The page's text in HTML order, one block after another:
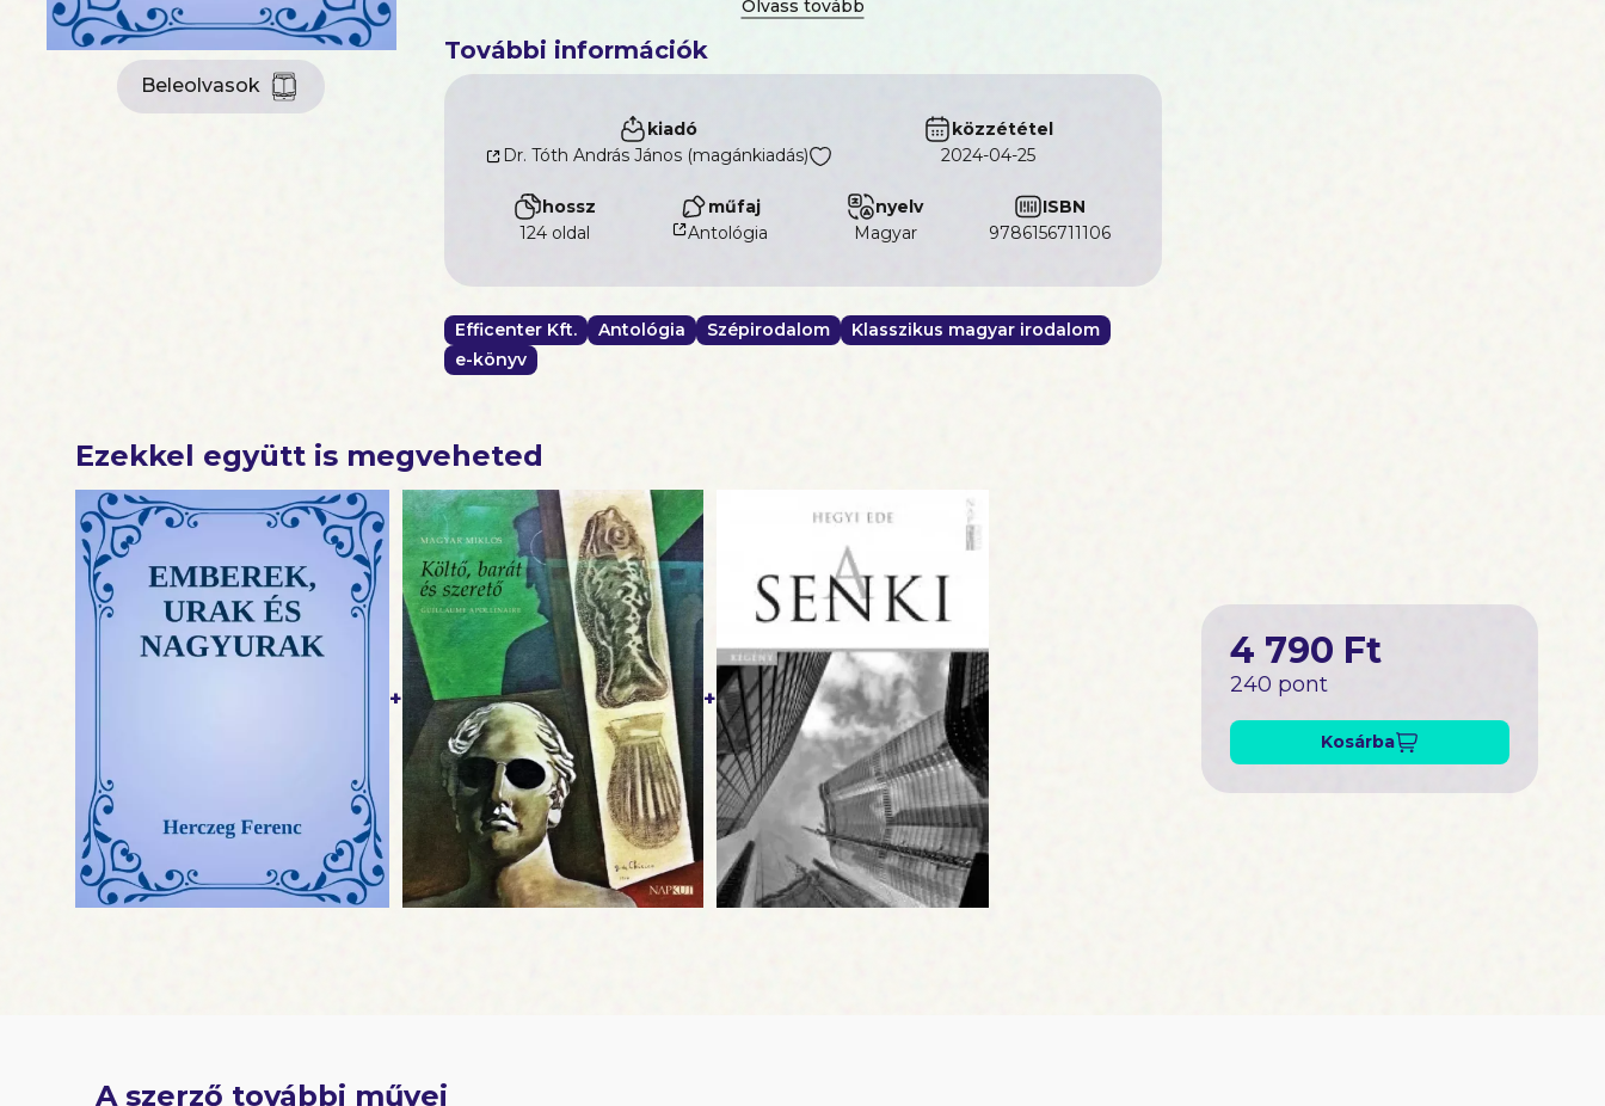
Beleolvasok
igénytelen megfigyelést inkább csak megszokásból tette, miként az igazi vadász,
ha puska nélkül sétál is odakünn, meglátja a szántásban lappangó nyulat.
További információk
kiadó
Dr. Tóth András János (magánkiadás)
közzététel
2024-04-25
hossz
124 oldal
műfaj
Antológia
nyelv
magyar
ISBN
9786156711106
Efficenter Kft. Antológia Szépirodalom
Klasszikus magyar irodalom
e-könyv
Ezekkel együtt is megveheted
+ +
4 790 Ft
240 pont
Kosárba
A szerző további művei